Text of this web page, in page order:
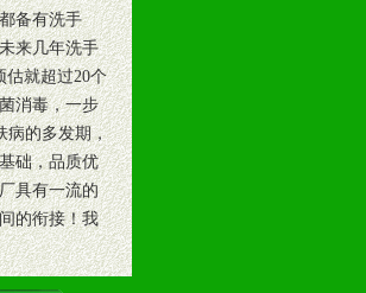
备有洗手
来几年洗手
估就超过20个
消毒，一步
病的多发期，
础，品质优
具有一流的
的衔接！我